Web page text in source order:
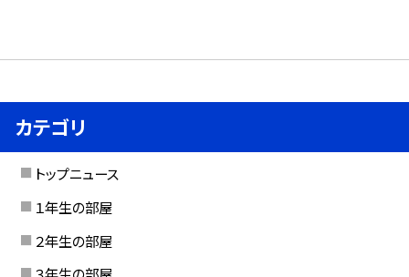
カテゴリ
トップニュース
１年生の部屋
２年生の部屋